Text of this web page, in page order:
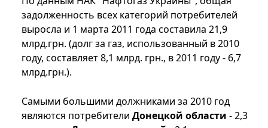
задолженность всех категорий потребителей
выросла и 1 марта 2011 года составила 21,9
млрд.грн. (долг за газ, использованный в 2010
году, составляет 8,1 млрд. грн., в 2011 году - 6,7
млрд.грн.).
Самыми большими должниками за 2010 год
являются потребители Донецкой области - 2,3